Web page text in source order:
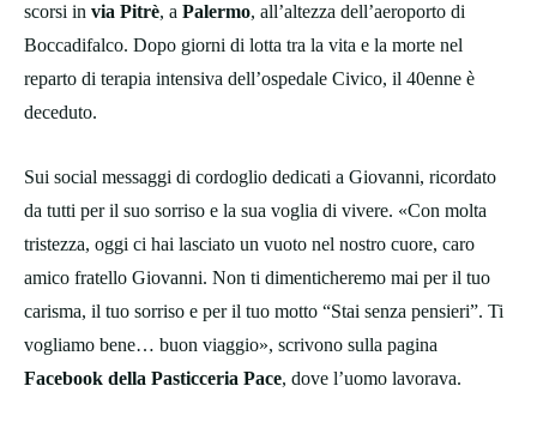
scorsi in via Pitrè, a Palermo, all’altezza dell’aeroporto di
Boccadifalco. Dopo giorni di lotta tra la vita e la morte nel
reparto di terapia intensiva dell’ospedale Civico, il 40enne è
deceduto.
Sui social messaggi di cordoglio dedicati a Giovanni, ricordato
da tutti per il suo sorriso e la sua voglia di vivere. «Con molta
tristezza, oggi ci hai lasciato un vuoto nel nostro cuore, caro
amico fratello Giovanni. Non ti dimenticheremo mai per il tuo
carisma, il tuo sorriso e per il tuo motto “Stai senza pensieri”. Ti
vogliamo bene… buon viaggio», scrivono sulla pagina
Facebook della Pasticceria Pace, dove l’uomo lavorava.